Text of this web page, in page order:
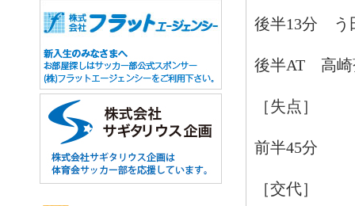
後半13分 う
後半AT 高崎
［失点］
前半45分
［交代］